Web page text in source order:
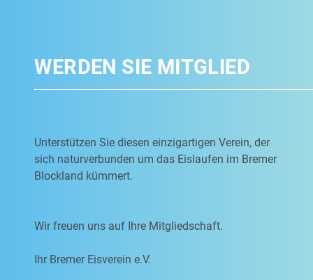
WERDEN SIE MITGLIED
Unterstützen Sie diesen einzigartigen Verein, der
sich naturverbunden um das Eislaufen im Bremer
Blockland kümmert.
Wir freuen uns auf Ihre Mitgliedschaft.
Ihr Bremer Eisverein e.V.